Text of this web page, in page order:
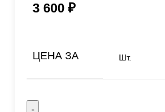
3 600 ₽
ЦЕНА ЗА